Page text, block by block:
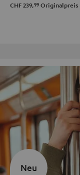
CHF 239,99 Originalpreis
Neu